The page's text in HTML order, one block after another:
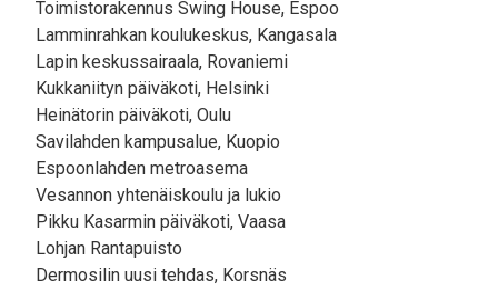
Toimistorakennus Swing House, Espoo
Lamminrahkan koulukeskus, Kangasala
Lapin keskussairaala, Rovaniemi
Kukkaniityn päiväkoti, Helsinki
Heinätorin päiväkoti, Oulu
Savilahden kampusalue, Kuopio
Espoonlahden metroasema
Vesannon yhtenäiskoulu ja lukio
Pikku Kasarmin päiväkoti, Vaasa
Lohjan Rantapuisto
Dermosilin uusi tehdas, Korsnäs